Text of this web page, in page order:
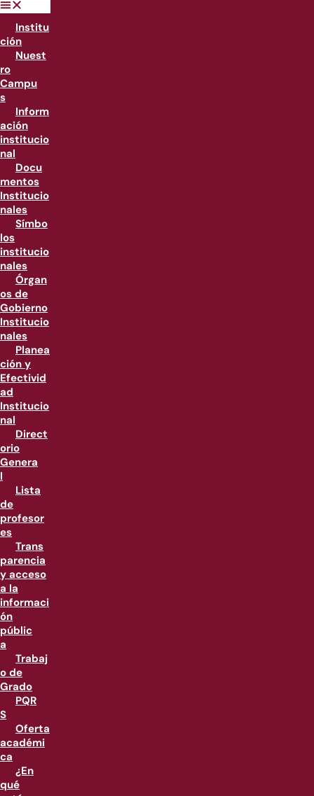
Institu
ción
Nuest
ro
Campu
s
Inform
ación
institucio
nal
Docu
mentos
Institucio
nales
Símbo
los
institucio
nales
Órgan
os de
Gobierno
Institucio
nales
Planea
ción y
Efectivid
ad
Institucio
nal
Direct
orio
Genera
l
Lista
de
profesor
es
Trans
parencia
y acceso
a la
informaci
ón
públic
a
Trabaj
o de
Grado
PQR
S
Oferta
académi
ca
¿En
qué